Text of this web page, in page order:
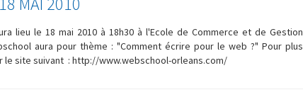
lieu le 18 mai 2010 à 18h30 à l'Ecole de Commerce et de Gestion
aura pour thème : "Comment écrire pour le web ?" Pour plus
site suivant : http://www.webschool-orleans.com/